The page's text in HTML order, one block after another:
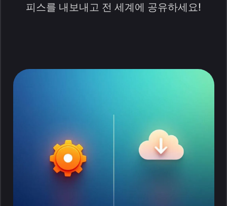
피스를 내보내고 전 세계에 공유하세요!